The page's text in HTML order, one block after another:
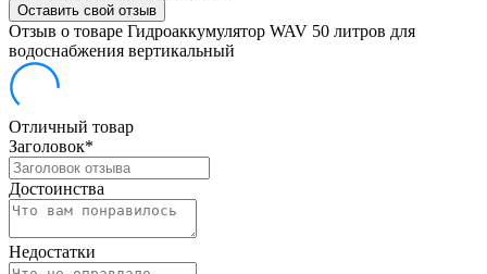
Оставить свой отзыв
Отзыв о товаре Гидроаккумулятор WAV 50 литров для
водоснабжения вертикальный
Отличный товар
Заголовок*
Достоинства
Недостатки